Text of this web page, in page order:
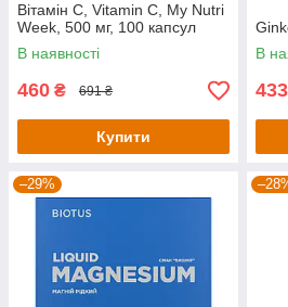
Вітамін С, Vitamin C, My Nutri
Week, 500 мг, 100 капсул
В наявності
460 ₴ 691 ₴
Купити
В
433
–29%